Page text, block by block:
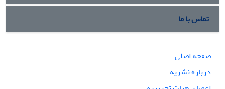
تماس با ما
صفحه اصلی
درباره نشریه